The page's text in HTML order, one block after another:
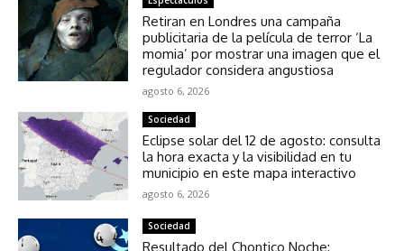
Retiran en Londres una campaña
publicitaria de la película de terror ‘La
momia’ por mostrar una imagen que el
regulador considera angustiosa
agosto 6, 2026
Sociedad
Eclipse solar del 12 de agosto: consulta
la hora exacta y la visibilidad en tu
municipio en este mapa interactivo
agosto 6, 2026
Sociedad
Resultado del Chontico Noche: